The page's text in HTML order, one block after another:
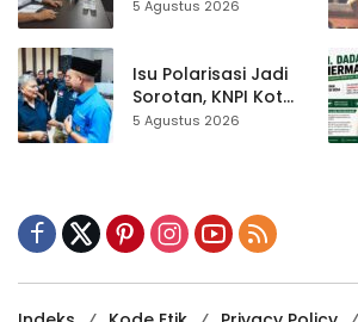
Kewilayahan
Dikebut
5 Agustus 2026
Isu Polarisasi Jadi
Sorotan, KNPI Kota
Sukabumi Ajak
5 Agustus 2026